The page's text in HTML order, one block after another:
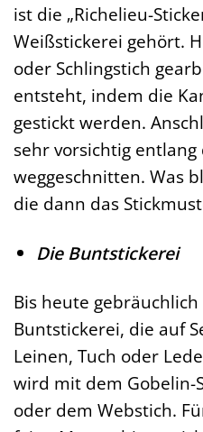
ist die „Richelieu-
Weißstickerei gehört.
oder Schlingstich
entsteht, indem die
gestickt werden.
sehr vorsichtig
weggeschnitten. Was
die dann das
Die Buntstickerei
Bis heute
Buntstickerei, die auf
Leinen, Tuch oder
wird mit dem Gobelin-
oder dem Webstich.